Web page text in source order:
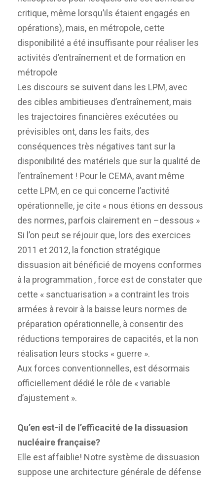
critique, même lorsqu’ils étaient engagés en
opérations), mais, en métropole, cette
disponibilité a été insuffisante pour réaliser les
activités d’entraînement et de formation en
métropole
Les discours se suivent dans les LPM, avec
des cibles ambitieuses d’entraînement, mais
les trajectoires financières exécutées ou
prévisibles ont, dans les faits, des
conséquences très négatives tant sur la
disponibilité des matériels que sur la qualité de
l’entraînement ! Pour le CEMA, avant même
cette LPM, en ce qui concerne l’activité
opérationnelle, je cite « nous étions en dessous
des normes, parfois clairement en –dessous »
Si l’on peut se réjouir que, lors des exercices
2011 et 2012, la fonction stratégique
dissuasion ait bénéficié de moyens conformes
à la programmation , force est de constater que
cette « sanctuarisation » a contraint les trois
armées à revoir à la baisse leurs normes de
préparation opérationnelle, à consentir des
réductions temporaires de capacités, et la non
réalisation leurs stocks « guerre ».
Aux forces conventionnelles, est désormais
officiellement dédié le rôle de « variable
d’ajustement ».
Qu’en est-il de l’efficacité de la dissuasion
nucléaire française?
Elle est affaiblie! Notre système de dissuasion
suppose une architecture générale de défense